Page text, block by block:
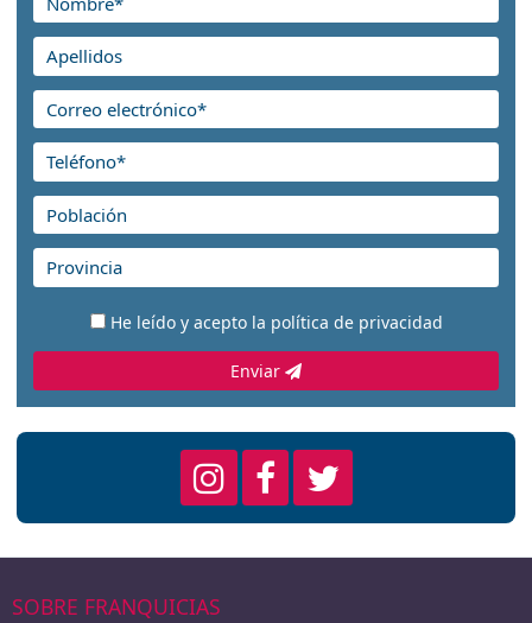
He leído y acepto la política de privacidad
Enviar
SOBRE FRANQUICIAS